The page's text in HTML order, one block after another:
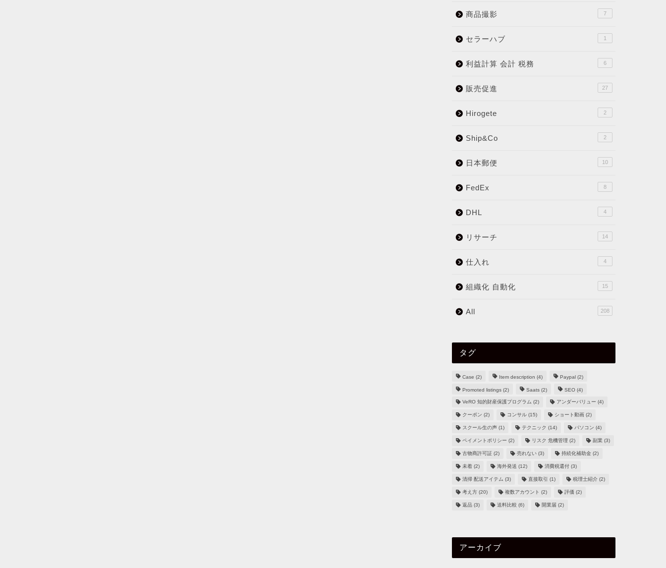
商品撮影 7
セラーハブ 1
利益計算 会計 税務 6
販売促進 27
Hirogete 2
Ship&Co 2
日本郵便 10
FedEx 8
DHL 4
リサーチ 14
仕入れ 4
組織化 自動化 15
All 208
タグ
Case (2) Item description (4) Paypal(2)
Promoted listings(2) Saats(2) SEO(4)
VeRO 知的財産保護プログラム (2) アンダーバリュー (4)
クーポン (2) コンサル(15) ショート動画(2)
スクール生の声(1) テクニック (14) パソコン (4)
ペイメントポリシー (2) リスク 危機管理 (2) 副業 (3)
古物商許可証(2) 売れない(3) 持続化補助金(2)
未着(2) 海外発送 (12) 消費税還付(3)
清掃 配送アイテム (3) 直接取引 (1) 税理士紹介(2)
考え方(20) 複数アカウント (2) 評価 (2)
返品(3) 送料比較 (6) 開業届 (2)
アーカイブ